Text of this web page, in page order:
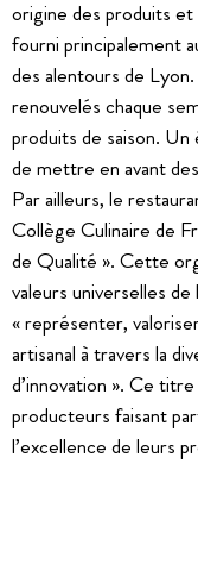
origine des produits
fourni principalement
des alentours de
renouvelés chaque
produits de saison.
de mettre en avant
Par ailleurs, le
Collège Culinaire de
de Qualité ». Cette
valeurs universelles
« représenter,
artisanal à travers la
d’innovation ». Ce
producteurs faisant
l’excellence de leurs